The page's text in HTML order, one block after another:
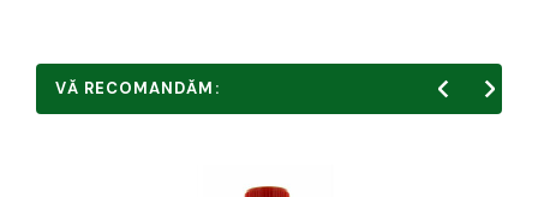
VĂ RECOMANDĂM: